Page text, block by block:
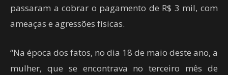
passaram a cobrar o pagamento de R$ 3 mil, com
ameaças e agressões físicas.
“Na época dos fatos, no dia 18 de maio deste ano, a
mulher, que se encontrava no terceiro mês de